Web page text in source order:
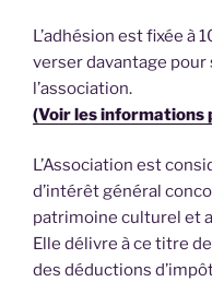
L’adhésion est fixée à
verser davantage
l’association.
(Voir les informations
L’Association est
d’intérêt général
patrimoine culturel et
Elle délivre à ce titre
des déductions